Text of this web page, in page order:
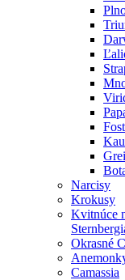
Narcisy
Krokusy
Kvitnúce
Okrasné
Camassia